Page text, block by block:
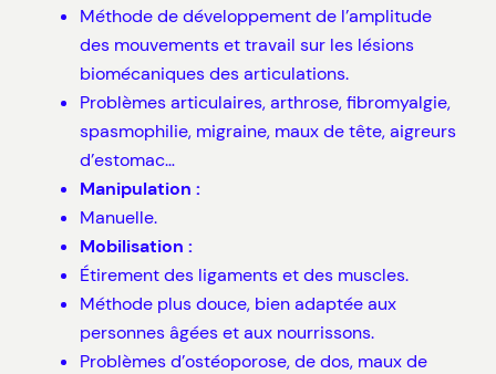
Méthode de développement de l’amplitude
des mouvements et travail sur les lésions
biomécaniques des articulations.
Problèmes articulaires, arthrose, fibromyalgie,
spasmophilie, migraine, maux de tête, aigreurs
d’estomac…
Manipulation :
Manuelle.
Mobilisation :
Étirement des ligaments et des muscles.
Méthode plus douce, bien adaptée aux
personnes âgées et aux nourrissons.
Problèmes d’ostéoporose, de dos, maux de